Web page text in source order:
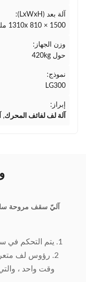
آلة بعد (LxWxH):
1310x 810 × 1500 ملم
وزن الجهاز:
حول 420kg
نموذج:
LG300
إبراز:
آلة لف لفائف المحرك,
آليّ سقف مروحة
1. يتم التحكم في ستة مغازل بواسطة المحركات المؤازرة
2. رؤوس لف
وقت واحد ،